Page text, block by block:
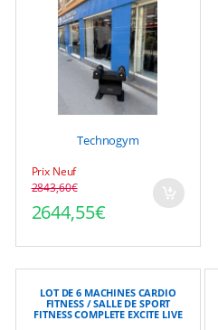
Technogym
Prix Neuf
2843,60€
Le prix initial était :
2644,55€
Le prix actuel est :
LOT DE 6 MACHINES CARDIO
FITNESS / SALLE DE SPORT
FITNESS COMPLETE EXCITE LIVE